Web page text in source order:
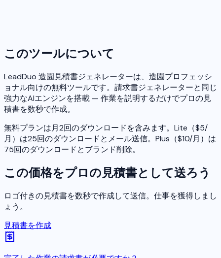
このツールについて
LeadDuo 造園見積書ジェネレーターは、造園プロフェッシ
ョナル向けの無料ツールです。請求書ジェネレーターと同じ
強力なAIエンジンを搭載 — 作業を説明するだけでプロの見
積書を数秒で作成。
無料プランは月2回のダウンロードを含みます。Lite（$5/
月）は25回のダウンロードとメール送信。Plus（$10/月）は
75回のダウンロードとブランド削除。
この価格をプロの見積書として送ろう
ロゴ付きの見積書を数秒で作成して送信。仕事を獲得しまし
ょう。
見積書を作成